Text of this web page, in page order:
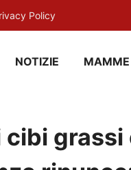
Policy
NOTIZIE MAMME
grassi